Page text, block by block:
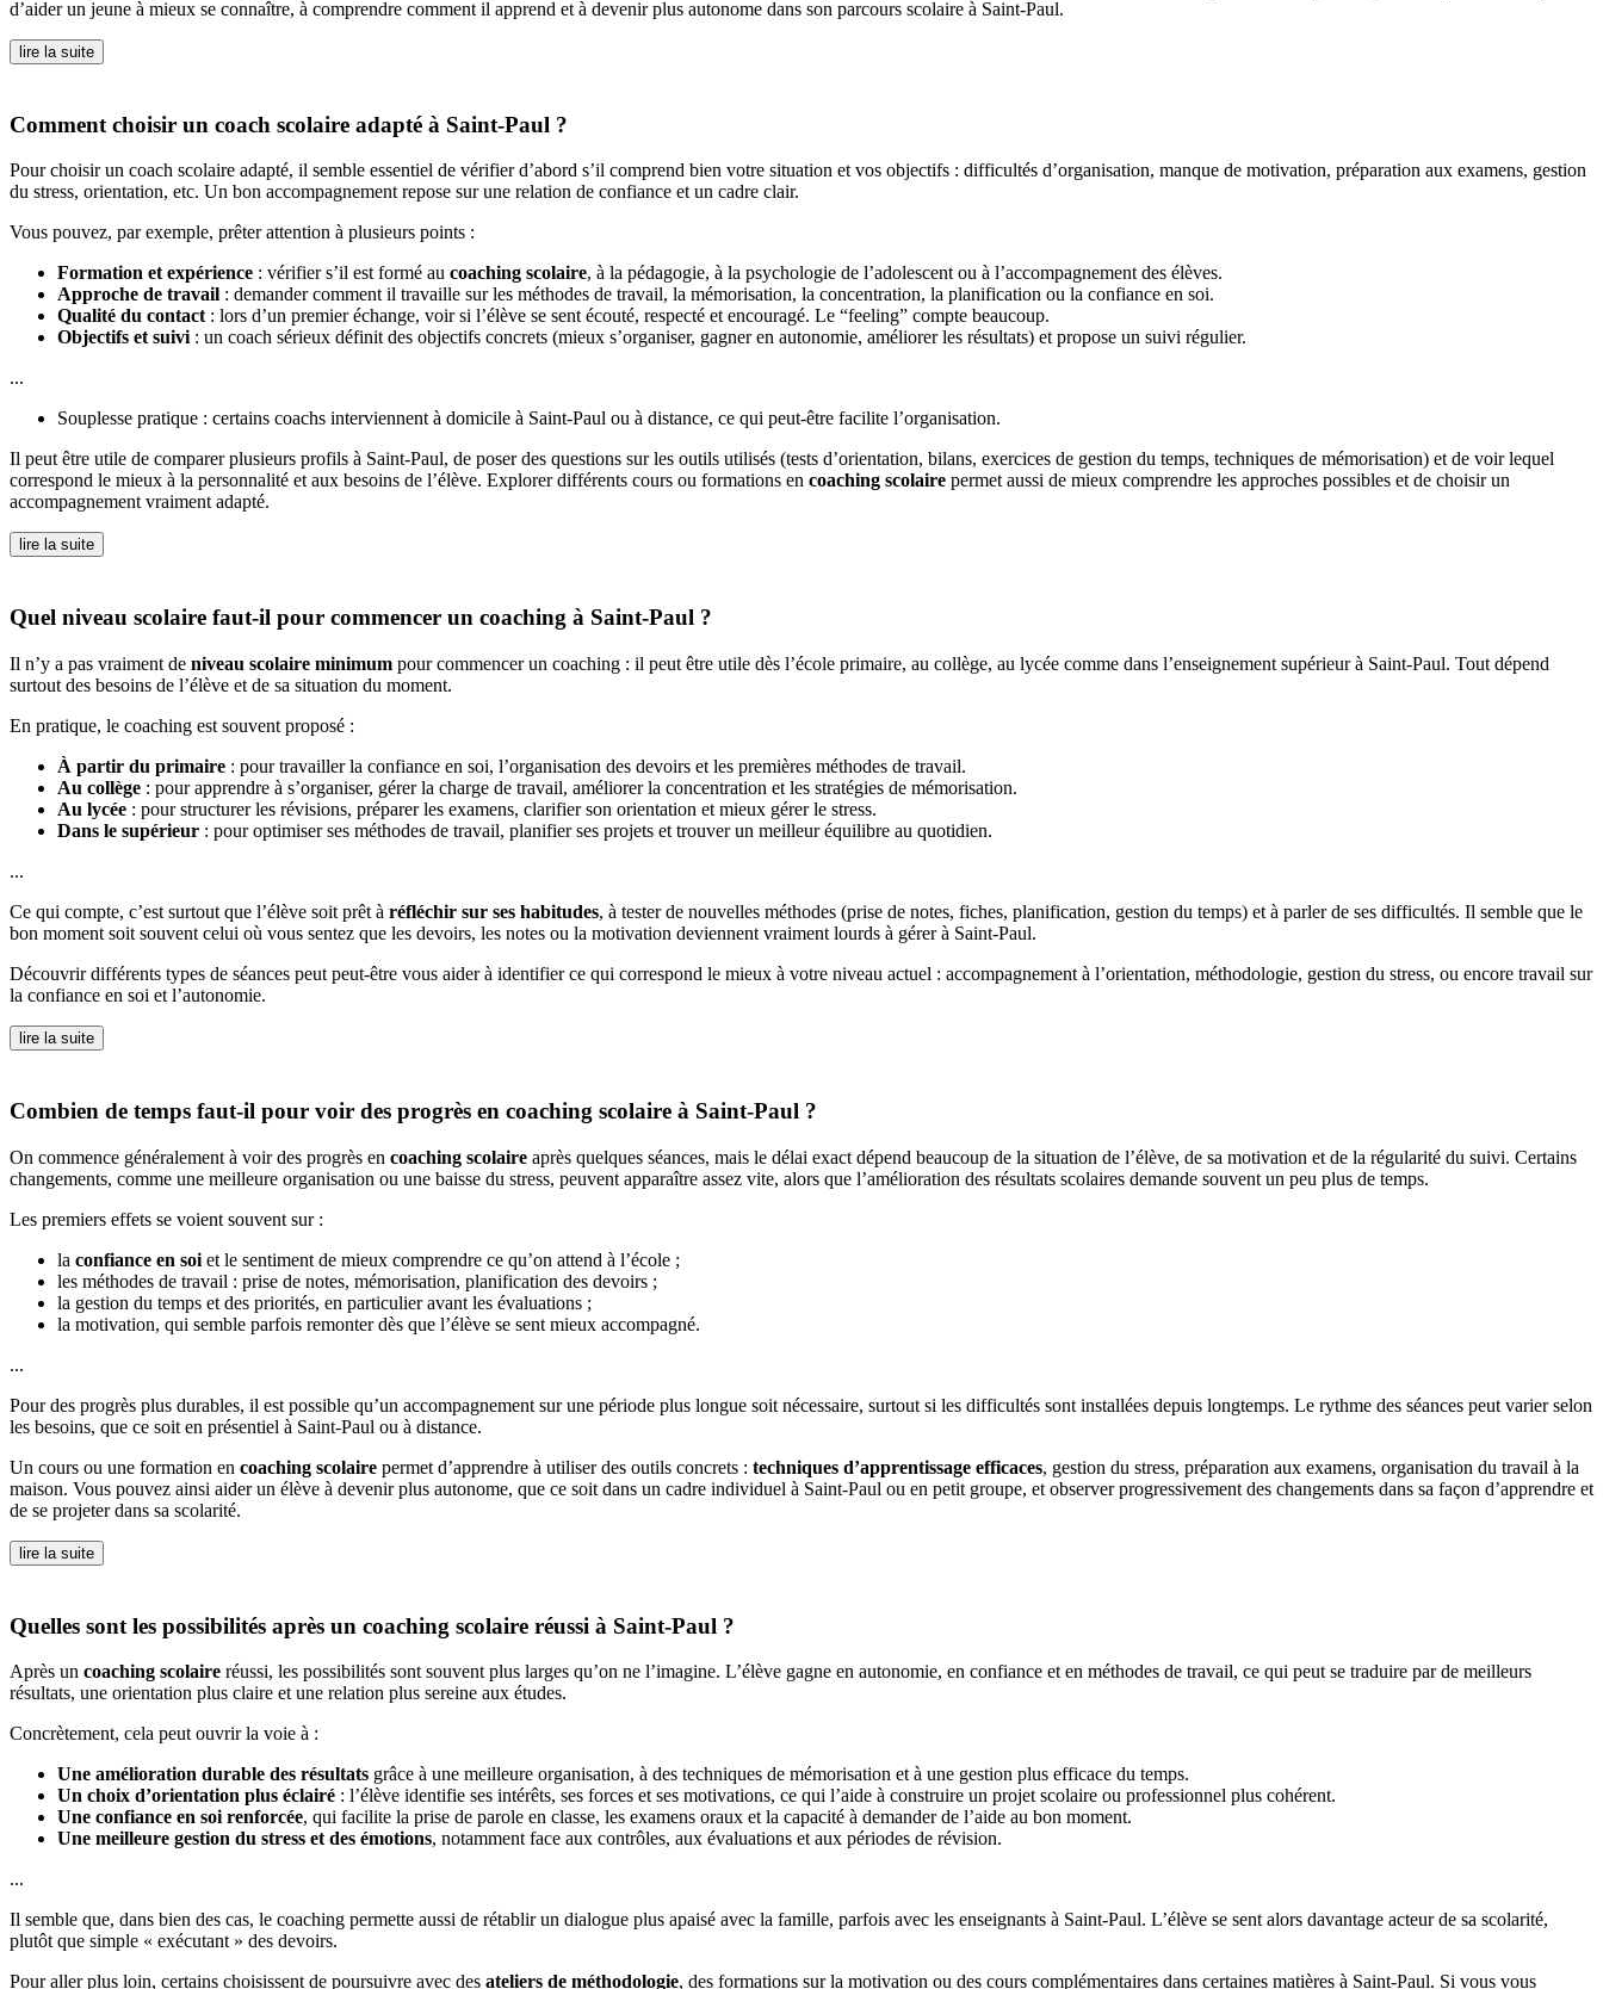
d’aider un jeune à mieux se connaître, à comprendre comment il apprend et à devenir plus autonome dans son parcours scolaire à Saint-Paul.
lire la suite
Comment choisir un coach scolaire adapté à Saint-Paul ?
Pour choisir un coach scolaire adapté, il semble essentiel de vérifier d’abord s’il comprend bien votre situation et vos objectifs : difficultés d’organisation, manque de motivation, préparation aux examens, gestion
du stress, orientation, etc. Un bon accompagnement repose sur une relation de confiance et un cadre clair.
Vous pouvez, par exemple, prêter attention à plusieurs points :
Formation et expérience : vérifier s’il est formé au coaching scolaire, à la pédagogie, à la psychologie de l’adolescent ou à l’accompagnement des élèves.
Approche de travail : demander comment il travaille sur les méthodes de travail, la mémorisation, la concentration, la planification ou la confiance en soi.
Qualité du contact : lors d’un premier échange, voir si l’élève se sent écouté, respecté et encouragé. Le “feeling” compte beaucoup.
Objectifs et suivi : un coach sérieux définit des objectifs concrets (mieux s’organiser, gagner en autonomie, améliorer les résultats) et propose un suivi régulier.
...
Souplesse pratique : certains coachs interviennent à domicile à Saint-Paul ou à distance, ce qui peut-être facilite l’organisation.
Il peut être utile de comparer plusieurs profils à Saint-Paul, de poser des questions sur les outils utilisés (tests d’orientation, bilans, exercices de gestion du temps, techniques de mémorisation) et de voir lequel
correspond le mieux à la personnalité et aux besoins de l’élève. Explorer différents cours ou formations en coaching scolaire permet aussi de mieux comprendre les approches possibles et de choisir un
accompagnement vraiment adapté.
lire la suite
Quel niveau scolaire faut-il pour commencer un coaching à Saint-Paul ?
Il n’y a pas vraiment de niveau scolaire minimum pour commencer un coaching : il peut être utile dès l’école primaire, au collège, au lycée comme dans l’enseignement supérieur à Saint-Paul. Tout dépend
surtout des besoins de l’élève et de sa situation du moment.
En pratique, le coaching est souvent proposé :
À partir du primaire : pour travailler la confiance en soi, l’organisation des devoirs et les premières méthodes de travail.
Au collège : pour apprendre à s’organiser, gérer la charge de travail, améliorer la concentration et les stratégies de mémorisation.
Au lycée : pour structurer les révisions, préparer les examens, clarifier son orientation et mieux gérer le stress.
Dans le supérieur : pour optimiser ses méthodes de travail, planifier ses projets et trouver un meilleur équilibre au quotidien.
...
Ce qui compte, c’est surtout que l’élève soit prêt à réfléchir sur ses habitudes, à tester de nouvelles méthodes (prise de notes, fiches, planification, gestion du temps) et à parler de ses difficultés. Il semble que le
bon moment soit souvent celui où vous sentez que les devoirs, les notes ou la motivation deviennent vraiment lourds à gérer à Saint-Paul.
Découvrir différents types de séances peut peut-être vous aider à identifier ce qui correspond le mieux à votre niveau actuel : accompagnement à l’orientation, méthodologie, gestion du stress, ou encore travail sur
la confiance en soi et l’autonomie.
lire la suite
Combien de temps faut-il pour voir des progrès en coaching scolaire à Saint-Paul ?
On commence généralement à voir des progrès en coaching scolaire après quelques séances, mais le délai exact dépend beaucoup de la situation de l’élève, de sa motivation et de la régularité du suivi. Certains
changements, comme une meilleure organisation ou une baisse du stress, peuvent apparaître assez vite, alors que l’amélioration des résultats scolaires demande souvent un peu plus de temps.
Les premiers effets se voient souvent sur :
la confiance en soi et le sentiment de mieux comprendre ce qu’on attend à l’école ;
les méthodes de travail : prise de notes, mémorisation, planification des devoirs ;
la gestion du temps et des priorités, en particulier avant les évaluations ;
la motivation, qui semble parfois remonter dès que l’élève se sent mieux accompagné.
...
Pour des progrès plus durables, il est possible qu’un accompagnement sur une période plus longue soit nécessaire, surtout si les difficultés sont installées depuis longtemps. Le rythme des séances peut varier selon
les besoins, que ce soit en présentiel à Saint-Paul ou à distance.
Un cours ou une formation en coaching scolaire permet d’apprendre à utiliser des outils concrets : techniques d’apprentissage efficaces, gestion du stress, préparation aux examens, organisation du travail à la
maison. Vous pouvez ainsi aider un élève à devenir plus autonome, que ce soit dans un cadre individuel à Saint-Paul ou en petit groupe, et observer progressivement des changements dans sa façon d’apprendre et
de se projeter dans sa scolarité.
lire la suite
Quelles sont les possibilités après un coaching scolaire réussi à Saint-Paul ?
Après un coaching scolaire réussi, les possibilités sont souvent plus larges qu’on ne l’imagine. L’élève gagne en autonomie, en confiance et en méthodes de travail, ce qui peut se traduire par de meilleurs
résultats, une orientation plus claire et une relation plus sereine aux études.
Concrètement, cela peut ouvrir la voie à :
Une amélioration durable des résultats grâce à une meilleure organisation, à des techniques de mémorisation et à une gestion plus efficace du temps.
Un choix d’orientation plus éclairé : l’élève identifie ses intérêts, ses forces et ses motivations, ce qui l’aide à construire un projet scolaire ou professionnel plus cohérent.
Une confiance en soi renforcée, qui facilite la prise de parole en classe, les examens oraux et la capacité à demander de l’aide au bon moment.
Une meilleure gestion du stress et des émotions, notamment face aux contrôles, aux évaluations et aux périodes de révision.
...
Il semble que, dans bien des cas, le coaching permette aussi de rétablir un dialogue plus apaisé avec la famille, parfois avec les enseignants à Saint-Paul. L’élève se sent alors davantage acteur de sa scolarité,
plutôt que simple « exécutant » des devoirs.
Pour aller plus loin, certains choisissent de poursuivre avec des ateliers de méthodologie, des formations sur la motivation ou des cours complémentaires dans certaines matières à Saint-Paul. Si vous vous